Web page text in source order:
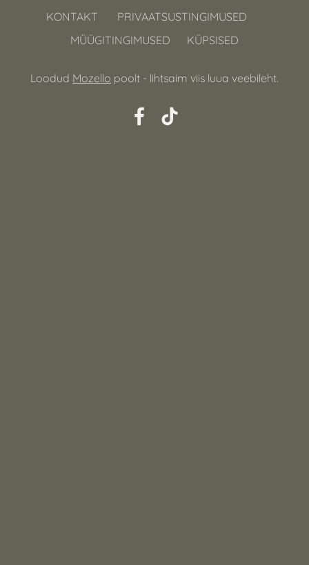
KONTAKT
PRIVAATSUSTINGIMUSED
MÜÜGITINGIMUSED
KÜPSISED
Loodud Mozello poolt - lihtsaim viis luua veebileht.